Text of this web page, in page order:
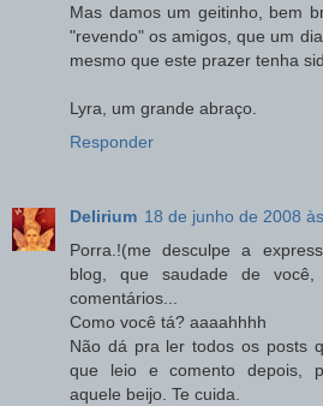
Mas damos um geitinho, bem
"revendo" os amigos, que um
mesmo que este prazer tenha
Lyra, um grande abraço.
Responder
Delirium 18 de junho de 2008
Porra.!(me desculpe a
blog, que saudade de
comentários...
Como você tá? aaaahhhh
Não dá pra ler todos os posts
que leio e comento depois,
aquele beijo. Te cuida.